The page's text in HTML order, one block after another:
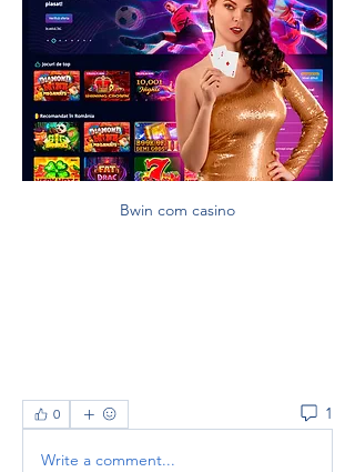
Bwin com casino
0 1
Write a comment...